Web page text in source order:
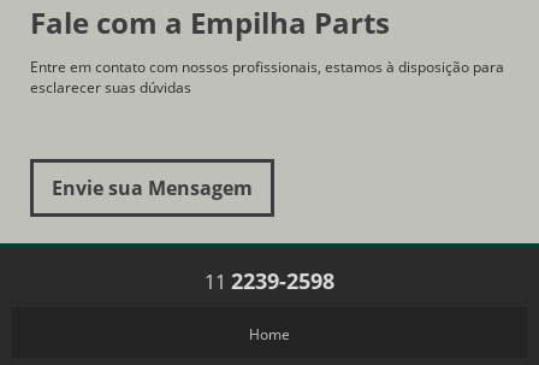
Fale com a Empilha Parts
Entre em contato com nossos profissionais, estamos à disposição para
esclarecer suas dúvidas
Envie sua Mensagem
11 2239-2598
Home